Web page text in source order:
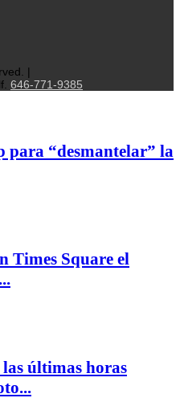
|
646-771-9385
para “desmantelar” la
Times Square el
últimas horas